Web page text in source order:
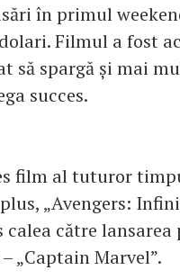
în primul
Filmul a fost
să spargă și mai
succes.
film al tuturor
„Avengers:
către
„Captain Marvel”.